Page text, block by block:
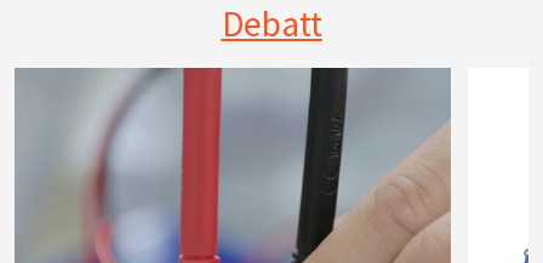
Debatt